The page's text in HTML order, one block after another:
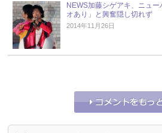
NEWS加藤シゲアキ、ニュ
オあり」と興奮隠し切れず
2014年11月26日